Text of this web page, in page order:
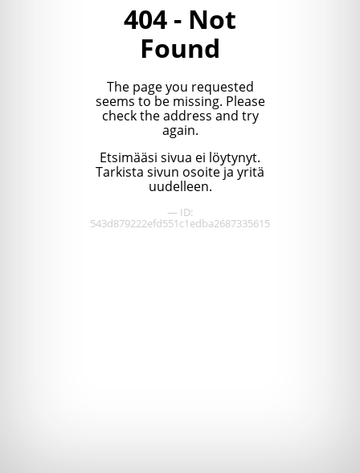
404 - Not
Found
The page you requested
seems to be missing. Please
check the address and try
again.
Etsimääsi sivua ei löytynyt.
Tarkista sivun osoite ja yritä
uudelleen.
— ID:
543d879222efd551c1edba2687335615